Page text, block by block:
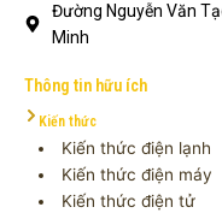
Đường Nguyễn Văn
Minh
Thông tin hữu ích
Kiến thức
Kiến thức điện lạnh
Kiến thức điện máy
Kiến thức điện tử